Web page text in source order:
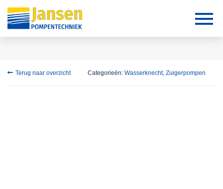
Terug naar overzicht Categorieën: Wasserknecht, Zuigerpompen